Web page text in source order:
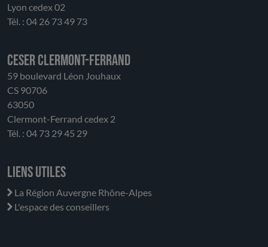
Lyon cedex 02
Tél. : 04 26 73 49 73
CESER Clermont-Ferrand
59 boulevard Léon Jouhaux
CS 90706
63050
Clermont-Ferrand cedex 2
Tél. : 04 73 29 45 29
Liens utiles
La Région Auvergne Rhône-Alpes
L'espace des conseillers